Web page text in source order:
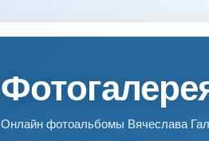
Онлайн фотоальбомы Вячеслава